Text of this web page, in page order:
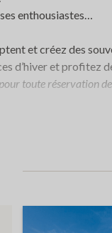
enthousiastes…
et créez des
d’hiver et profitez
toute réservation